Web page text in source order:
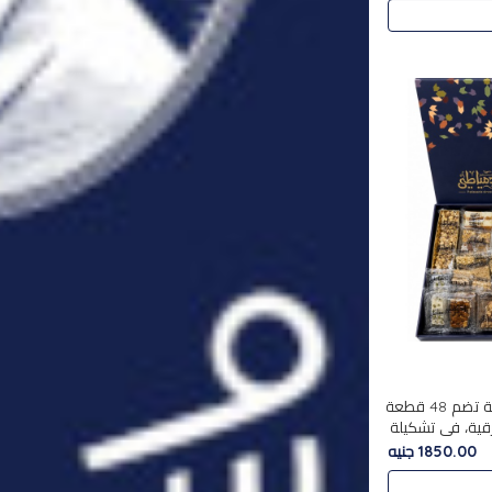
استمتع بتجربة فاخرة مع علبة تضم 48 قطعة
في تشكيلة
1850.00 جنيه